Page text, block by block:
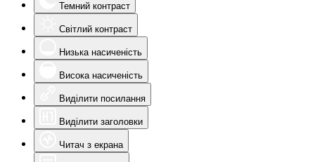
Темний контраст
Світлий контраст
Низька насиченість
Висока насиченість
Виділити посилання
Виділити заголовки
Читач з екрана